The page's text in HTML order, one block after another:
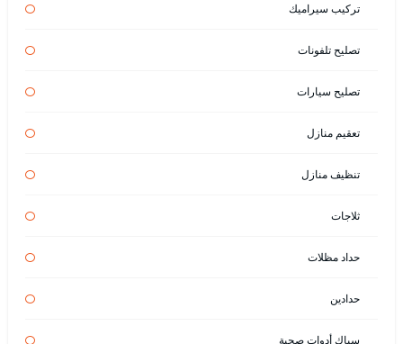
تركيب سيراميك
تصليح تلفونات
تصليح سيارات
تعقيم منازل
تنظيف منازل
ثلاجات
حداد مظلات
حدادين
سباك أدوات صحية